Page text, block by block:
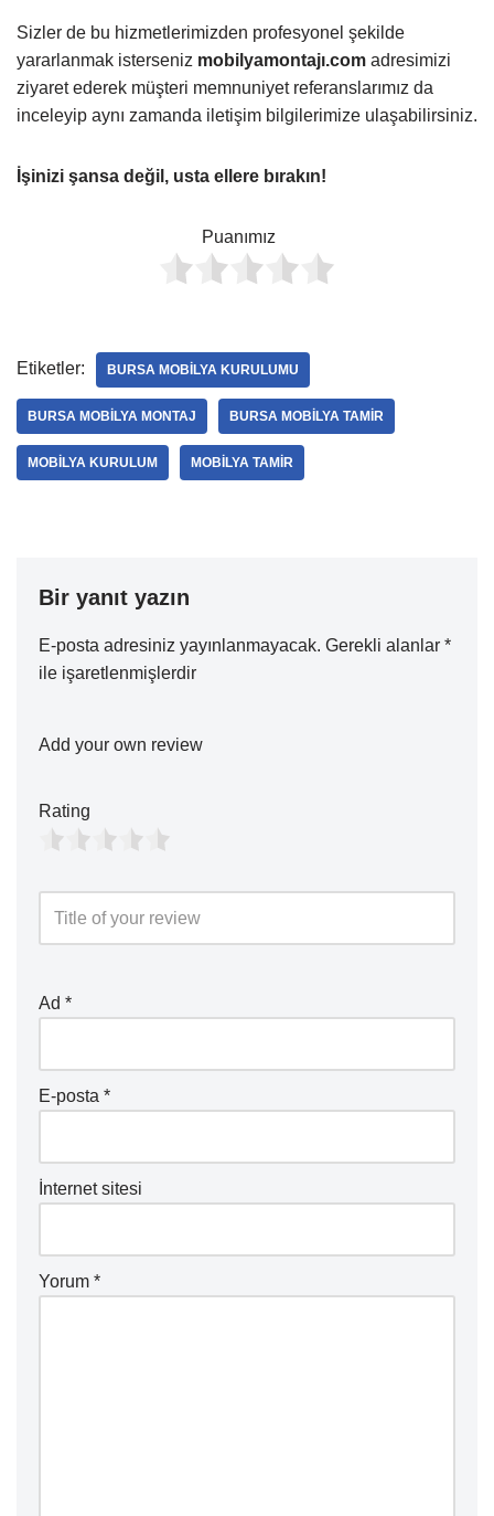
Sizler de bu hizmetlerimizden profesyonel şekilde
yararlanmak isterseniz mobilyamontajı.com adresimizi
ziyaret ederek müşteri memnuniyet referanslarımız da
inceleyip aynı zamanda iletişim bilgilerimize ulaşabilirsiniz.
İşinizi şansa değil, usta ellere bırakın!
Puanımız
Etiketler: BURSA MOBILYA KURULUMU
BURSA MOBILYA MONTAJ BURSA MOBILYA TAMIR
MOBILYA KURULUM MOBILYA TAMIR
Bir yanıt yazın
E-posta adresiniz yayınlanmayacak. Gerekli alanlar *
ile işaretlenmişlerdir
Add your own review
Rating
Ad *
E-posta *
İnternet sitesi
Yorum *